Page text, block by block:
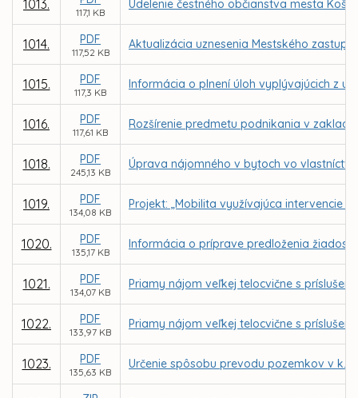
1013.
117,1 KB
Udelenie čestného občianstva mesta
1014. PDF
117,52 KB
Aktualizácia uznesenia Mestského
1015. PDF
117,3 KB
Informácia o plnení úloh vyplývajúcich z
1016. PDF
117,61 KB
Rozšírenie predmetu podnikania v
1018. PDF
245,13 KB
Úprava nájomného v bytoch vo
1019. PDF
134,08 KB
Projekt: „Mobilita využívajúca intervencie
1020. PDF
135,17 KB
Informácia o príprave predloženia
1021. PDF
134,07 KB
Priamy nájom veľkej telocvične s
1022. PDF
133,97 KB
Priamy nájom veľkej telocvične s
1023. PDF
135,63 KB
Určenie spôsobu prevodu pozemkov v k.